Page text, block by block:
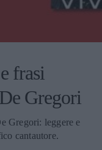
frasi
Gregori
Gregori: leggere e
cantautore.